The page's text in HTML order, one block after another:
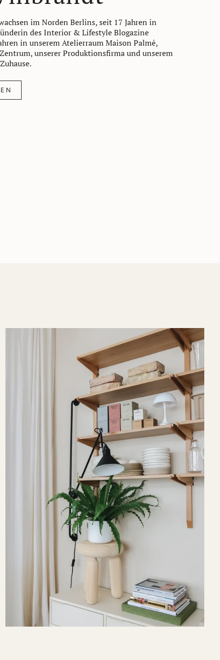
im Norden Berlins, seit 17 Jahren in
des Interior & Lifestyle Blogazine
in unserem Atelierraum Maison Palmė,
unserer Produktionsfirma und unserem